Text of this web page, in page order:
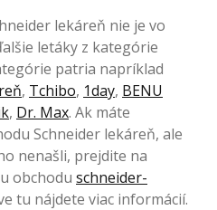
lekáreň nie je vo
letáky z kategórie
patria napríklad
, Tchibo, 1day, BENU
, Dr. Max. Ak máte
Schneider lekáreň, ale
nenašli, prejdite na
obchodu schneider-
tu nájdete viac informácií.